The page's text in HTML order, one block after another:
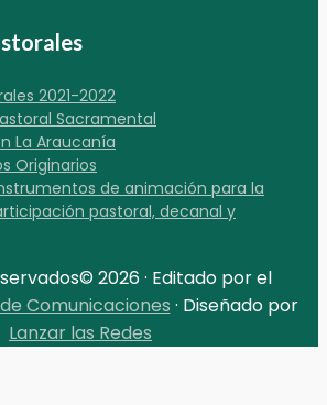
2021-2022
Sacramental
La Araucanía
Originarios
de animación para la
pastoral, decanal y
2026 · Editado por el
Comunicaciones · Diseñado por
Lanzar las Redes